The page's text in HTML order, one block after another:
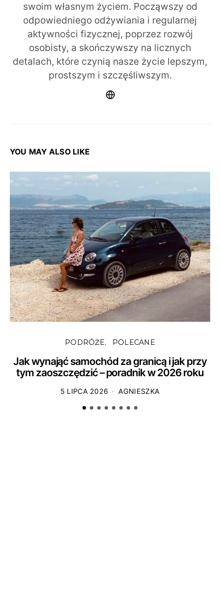
swoim własnym życiem. Począwszy od
odpowiedniego odżywiania i regularnej
aktywności fizycznej, poprzez rozwój
osobisty, a skończywszy na licznych
detalach, które czynią nasze życie lepszym,
prostszym i szczęśliwszym.
YOU MAY ALSO LIKE
PODRÓŻE POLECANE
Jak wynająć samochód za granicą i jak przy
tym zaoszczędzić – poradnik w 2026 roku
5 LIPCA 2026 AGNIESZKA